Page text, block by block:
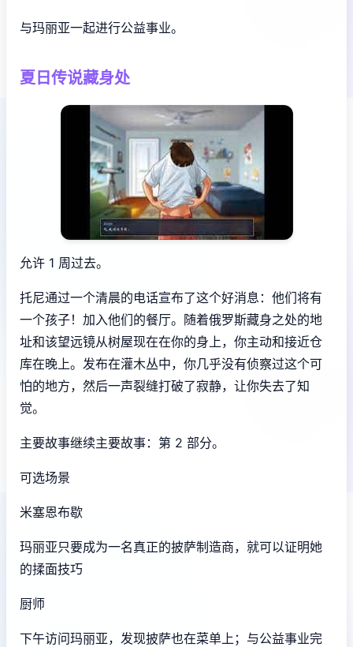
与玛丽亚一起进行公益事业。
夏日传说藏身处
允许 1 周过去。
托尼通过一个清晨的电话宣布了这个好消息：他们将有
一个孩子！加入他们的餐厅。随着俄罗斯藏身之处的地
址和该望远镜从树屋现在在你的身上，你主动和接近仓
库在晚上。发布在灌木丛中，你几乎没有侦察过这个可
怕的地方，然后一声裂缝打破了寂静，让你失去了知
觉。
主要故事继续主要故事：第 2 部分。
可选场景
米塞恩布歇
玛丽亚只要成为一名真正的披萨制造商，就可以证明她
的揉面技巧
厨师
下午访问玛丽亚，发现披萨也在菜单上；与公益事业完